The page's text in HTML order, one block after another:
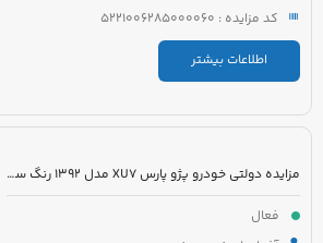
کد مزایده : 5221006285000060
اطلاعات بیشتر
مزایده دولتی خودرو پژو پارس XU7 مدل 1392 رنگ سفید
فعال